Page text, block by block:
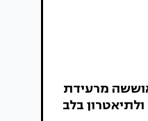
מרעידת
בלב